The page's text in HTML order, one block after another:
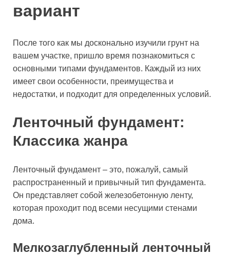
вариант
После того как мы досконально изучили грунт на
вашем участке, пришло время познакомиться с
основными типами фундаментов. Каждый из них
имеет свои особенности, преимущества и
недостатки, и подходит для определенных условий.
Ленточный фундамент:
Классика жанра
Ленточный фундамент – это, пожалуй, самый
распространенный и привычный тип фундамента.
Он представляет собой железобетонную ленту,
которая проходит под всеми несущими стенами
дома.
Мелкозаглубленный ленточный